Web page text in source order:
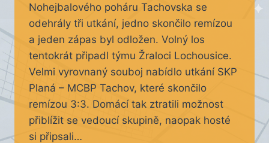
Nohejbalového poháru Tachovska se
odehrály tři utkání, jedno skončilo remízou
a jeden zápas byl odložen. Volný los
tentokrát připadl týmu Žraloci Lochousice.
Velmi vyrovnaný souboj nabídlo utkání SKP
Planá – MCBP Tachov, které skončilo
remízou 3:3. Domácí tak ztratili možnost
přiblížit se vedoucí skupině, naopak hosté
si připsali…